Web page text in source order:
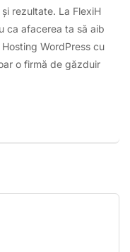
rezultate. La FlexiH
ca afacerea ta să aib
WordPress cu
o firmă de găzduir